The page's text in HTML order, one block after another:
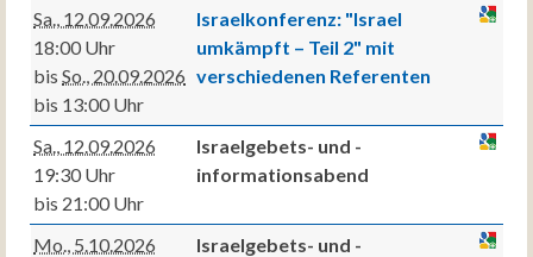
Sa., 12.09.2026
18:00 Uhr
bis So., 20.09.2026
bis 13:00 Uhr
Israelkonferenz: "Israel
umkämpft – Teil 2" mit
verschiedenen Referenten
Sa., 12.09.2026
19:30 Uhr
bis 21:00 Uhr
Israelgebets- und -
informationsabend
Mo., 5.10.2026
Israelgebets- und -